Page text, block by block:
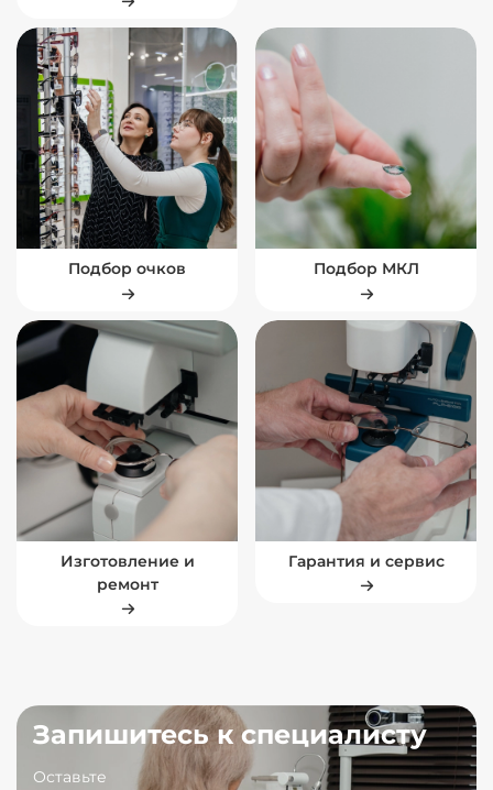
Подбор очков Подбор МКЛ
Изготовление и
ремонт
Гарантия и сервис
Запишитесь к специалисту
Оставьте